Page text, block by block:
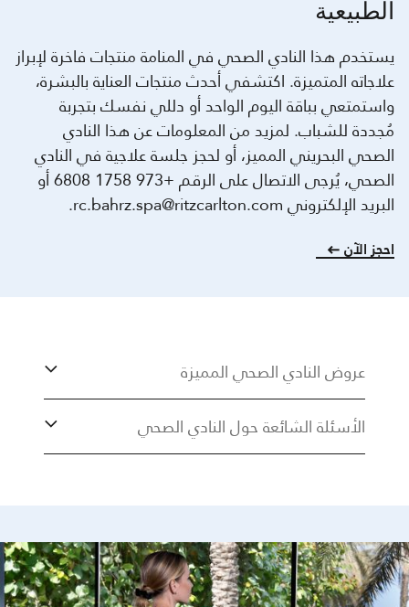
الطبيعية
يستخدم هذا النادي الصحي في المنامة منتجات فاخرة لإبراز
علاجاته المتميزة. اكتشفي أحدث منتجات العناية بالبشرة،
واستمتعي بباقة اليوم الواحد أو دللي نفسك بتجربة
مُجددة للشباب. لمزيد من المعلومات عن هذا النادي
الصحي البحريني المميز، أو لحجز جلسة علاجية في النادي
الصحي، يُرجى الاتصال على الرقم +973 1758 6808 أو
البريد الإلكتروني rc.bahrz.spa@ritzcarlton.com.
احجز الآن
عروض النادي الصحي المميزة
الأسئلة الشائعة حول النادي الصحي